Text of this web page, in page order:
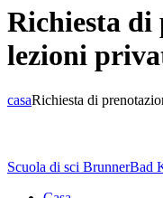
Richiesta di
lezioni
casaRichiesta di
Scuola di sci BrunnerBad